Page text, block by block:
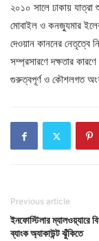
২০১০ সালে ঢাকায়
মোবাইল ও কনজ্যুমার
দেওয়ান কাননের নেতৃত্বে
সম্প্রসারণে দক্ষতার
গুরুত্বপূর্ণ ও কৌশলগত
Previous article
ইনফোস্টিলার ম্যালওয়্যারে
ব্যাংক অ্যাকাউন্ট ঝুঁকিতে